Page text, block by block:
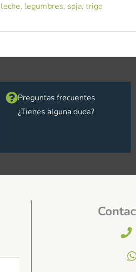
leche, legumbres, soja, trigo
Preguntas frecuentes
¿Tienes alguna duda?